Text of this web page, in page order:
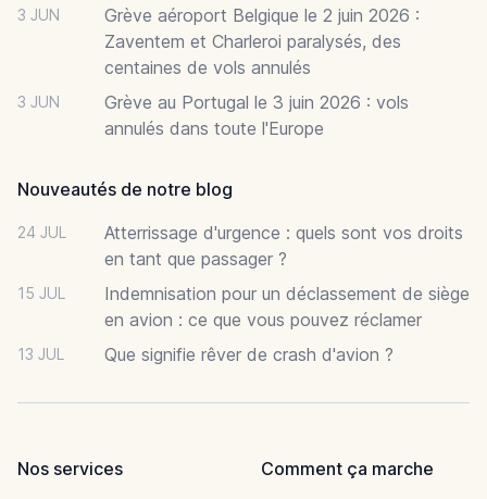
3 JUN
Grève aéroport Belgique le 2 juin 2026 :
Zaventem et Charleroi paralysés, des
centaines de vols annulés
3 JUN
Grève au Portugal le 3 juin 2026 : vols
annulés dans toute l'Europe
Nouveautés de notre blog
24 JUL
Atterrissage d'urgence : quels sont vos droits
en tant que passager ?
15 JUL
Indemnisation pour un déclassement de siège
en avion : ce que vous pouvez réclamer
13 JUL Que signifie rêver de crash d'avion ?
Nos services
Comment ça marche